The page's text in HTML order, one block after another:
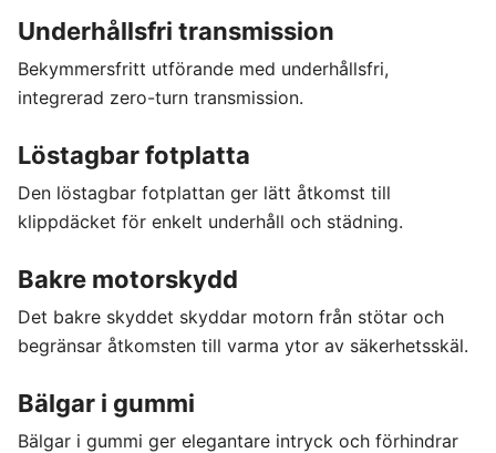
Underhållsfri transmission
Bekymmersfritt utförande med underhållsfri,
integrerad zero-turn transmission.
Löstagbar fotplatta
Den löstagbar fotplattan ger lätt åtkomst till
klippdäcket för enkelt underhåll och städning.
Bakre motorskydd
Det bakre skyddet skyddar motorn från stötar och
begränsar åtkomsten till varma ytor av säkerhetsskäl.
Bälgar i gummi
Bälgar i gummi ger elegantare intryck och förhindrar